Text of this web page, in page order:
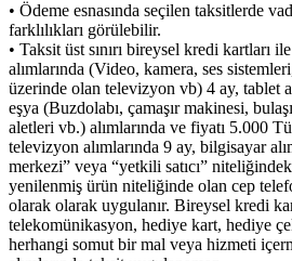
• Ödeme esnasında seçilen taksitlerde
farklılıkları görülebilir.
• Taksit üst sınırı bireysel kredi kartları
alımlarında (Video, kamera, ses
üzerinde olan televizyon vb) 4 ay, tablet
eşya (Buzdolabı, çamaşır makinesi,
aletleri vb.) alımlarında ve fiyatı 5.000
televizyon alımlarında 9 ay, bilgisayar
merkezi” veya “yetkili satıcı”
yenilenmiş ürün niteliğinde olan cep
olarak olarak uygulanır. Bireysel kredi
telekomünikasyon, hediye kart, hediye
herhangi somut bir mal veya hizmeti